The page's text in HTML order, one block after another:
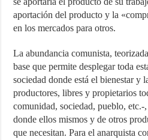
aportación del producto y la
en los mercados para otros.
La abundancia comunista,
base que permite desplegar toda
sociedad donde está el bienestar y
productores, libres y propietarios
comunidad, sociedad, pueblo, etc.-
donde ellos mismos y de otros
que necesitan. Para el anarquista